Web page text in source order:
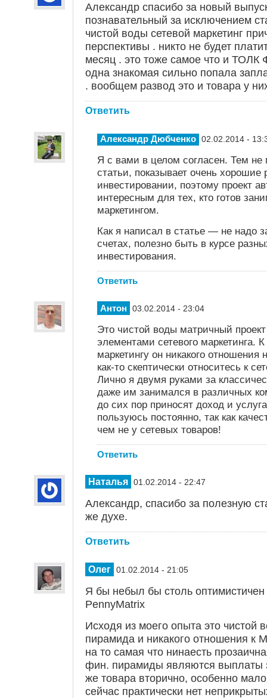
Александр спасибо за новый
познавательный за исключением
чистой воды сетевой маркетинг
перспективы . никто не будет
месяц . это тоже самое что и
одна знакомая сильно попала
. вообщем развод это и товара у
Ответить
Александр Дюбченко 02.02.2014 -
Я с вами в целом согласен. Тем не
статьи, показывает очень хорошие
инвестировании, поэтому проект
интересным для тех, кто готов
маркетингом.
Как я написал в статье — не надо
счетах, полезно быть в курсе
инвестирования.
Ответить
Антон 03.02.2014 - 23:04
Это чистой воды матричный
элементами сетевого маркетинга.
маркетингу он никакого
как-то скептически относитесь к
Лично я двумя руками за
даже им занимался в различных
до сих пор приносят доход и
пользуюсь постоянно, так как
чем не у сетевых товаров!
Ответить
Наталья 01.02.2014 - 22:47
Александр, спасибо за полезную
же духе.
Ответить
Олег 01.02.2014 - 21:05
Я бы небыл бы столь оптимистичен
PennyMatrix
Исходя из моего опыта это чистой
пирамида и никакого отношения к
на то самая что нинаесть
фин. пирамиды являются выплаты
же товара вторично, особенно
сейчас практически нет